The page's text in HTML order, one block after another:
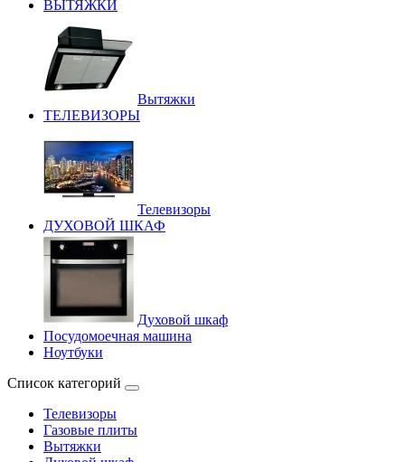
ВЫТЯЖКИ
Вытяжки
ТЕЛЕВИЗОРЫ
Телевизоры
ДУХОВОЙ ШКАФ
Духовой шкаф
Посудомоечная машина
Ноутбуки
Список категорий
Телевизоры
Газовые плиты
Вытяжки